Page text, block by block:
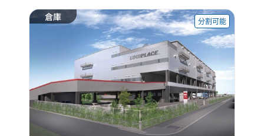
倉庫 分割可能